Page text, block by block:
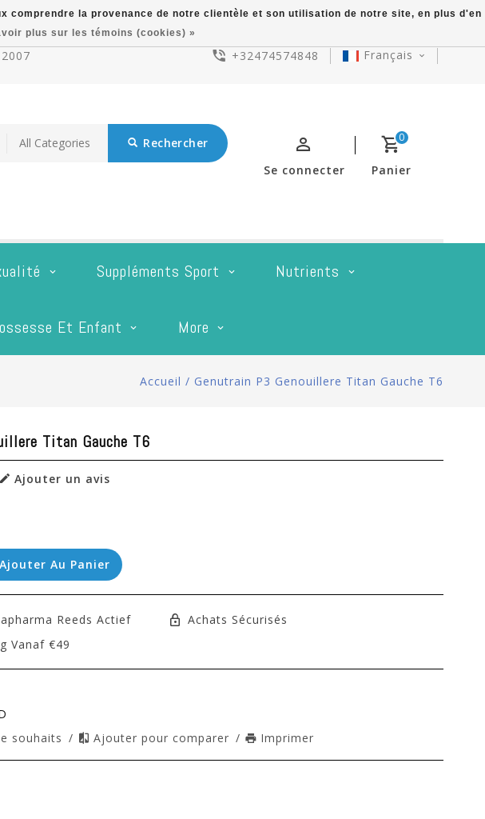
+32474574848 Français
Rechercher 0
Panier
Se connecter
Suppléments Sport Nutrients
Et Enfant More
Accueil / Genutrain P3 Genouillere Titan Gauche T6
Titan Gauche T6
Ajouter un avis
Ajouter Au Panier
Reeds Actief
Achats Sécurisés
Vanaf €49
souhaits / Ajouter pour comparer / Imprimer
la provenance de notre clientèle et son utilisation de notre site, en plus d'en
plus sur les témoins (cookies) »